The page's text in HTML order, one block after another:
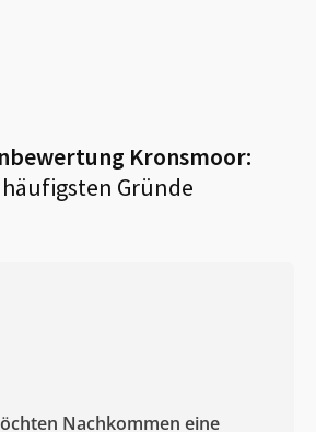
Kronsmoor:
häufigsten Gründe
Nachkommen eine